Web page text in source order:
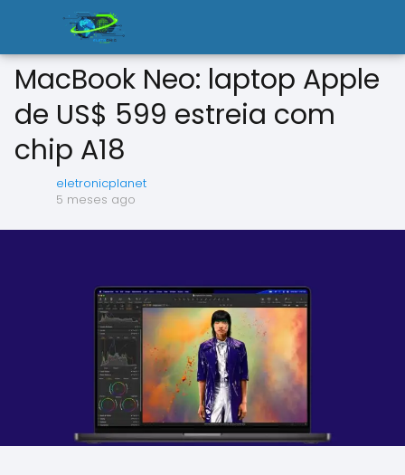
MacBook Neo: laptop Apple
de US$ 599 estreia com
chip A18
eletronicplanet
5 meses ago